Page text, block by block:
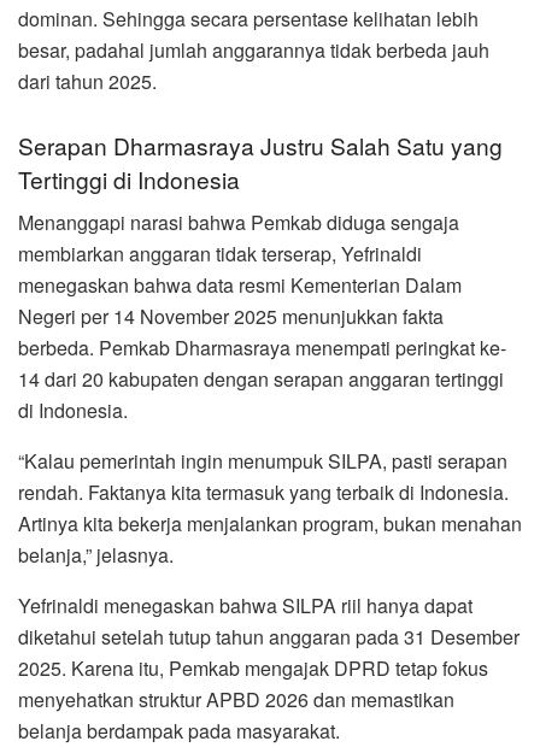
dominan. Sehingga secara persentase kelihatan lebih
besar, padahal jumlah anggarannya tidak berbeda jauh
dari tahun 2025.
Serapan Dharmasraya Justru Salah Satu yang
Tertinggi di Indonesia
Menanggapi narasi bahwa Pemkab diduga sengaja
membiarkan anggaran tidak terserap, Yefrinaldi
menegaskan bahwa data resmi Kementerian Dalam
Negeri per 14 November 2025 menunjukkan fakta
berbeda. Pemkab Dharmasraya menempati peringkat ke-
14 dari 20 kabupaten dengan serapan anggaran tertinggi
di Indonesia.
“Kalau pemerintah ingin menumpuk SILPA, pasti serapan
rendah. Faktanya kita termasuk yang terbaik di Indonesia.
Artinya kita bekerja menjalankan program, bukan menahan
belanja,” jelasnya.
Yefrinaldi menegaskan bahwa SILPA riil hanya dapat
diketahui setelah tutup tahun anggaran pada 31 Desember
2025. Karena itu, Pemkab mengajak DPRD tetap fokus
menyehatkan struktur APBD 2026 dan memastikan
belanja berdampak pada masyarakat.